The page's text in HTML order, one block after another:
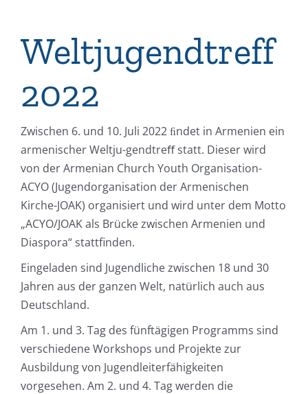
Weltjugendtreff
2022
Zwischen 6. und 10. Juli 2022 ﬁndet in Armenien ein
armenischer Weltju-gendtreﬀ statt. Dieser wird
von der Armenian Church Youth Organisation-
ACYO (Jugendorganisation der Armenischen
Kirche-JOAK) organisiert und wird unter dem Motto
„ACYO/JOAK als Brücke zwischen Armenien und
Diaspora“ stattfinden.
Eingeladen sind Jugendliche zwischen 18 und 30
Jahren aus der ganzen Welt, natürlich auch aus
Deutschland.
Am 1. und 3. Tag des fünftägigen Programms sind
verschiedene Workshops und Projekte zur
Ausbildung von Jugendleiterfähigkeiten
vorgesehen. Am 2. und 4. Tag werden die